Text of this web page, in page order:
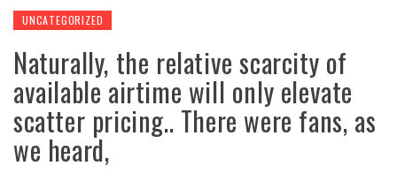
UNCATEGORIZED
Naturally, the relative scarcity of
available airtime will only elevate
scatter pricing.. There were fans, as
we heard,